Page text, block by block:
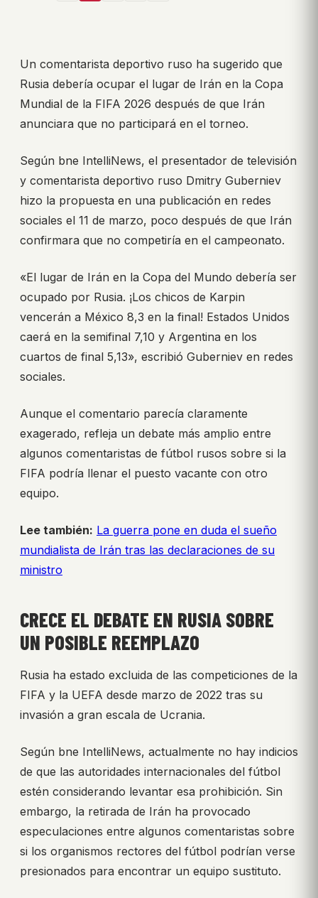
Un comentarista deportivo ruso ha sugerido que
Rusia debería ocupar el lugar de Irán en la Copa
Mundial de la FIFA 2026 después de que Irán
anunciara que no participará en el torneo.
Según bne IntelliNews, el presentador de televisión
y comentarista deportivo ruso Dmitry Guberniev
hizo la propuesta en una publicación en redes
sociales el 11 de marzo, poco después de que Irán
confirmara que no competiría en el campeonato.
«El lugar de Irán en la Copa del Mundo debería ser
ocupado por Rusia. ¡Los chicos de Karpin
vencerán a México 8,3 en la final! Estados Unidos
caerá en la semifinal 7,10 y Argentina en los
cuartos de final 5,13», escribió Guberniev en redes
sociales.
Aunque el comentario parecía claramente
exagerado, refleja un debate más amplio entre
algunos comentaristas de fútbol rusos sobre si la
FIFA podría llenar el puesto vacante con otro
equipo.
Lee también: La guerra pone en duda el sueño
mundialista de Irán tras las declaraciones de su
ministro
CRECE EL DEBATE EN RUSIA SOBRE
UN POSIBLE REEMPLAZO
Rusia ha estado excluida de las competiciones de la
FIFA y la UEFA desde marzo de 2022 tras su
invasión a gran escala de Ucrania.
Según bne IntelliNews, actualmente no hay indicios
de que las autoridades internacionales del fútbol
estén considerando levantar esa prohibición. Sin
embargo, la retirada de Irán ha provocado
especulaciones entre algunos comentaristas sobre
si los organismos rectores del fútbol podrían verse
presionados para encontrar un equipo sustituto.